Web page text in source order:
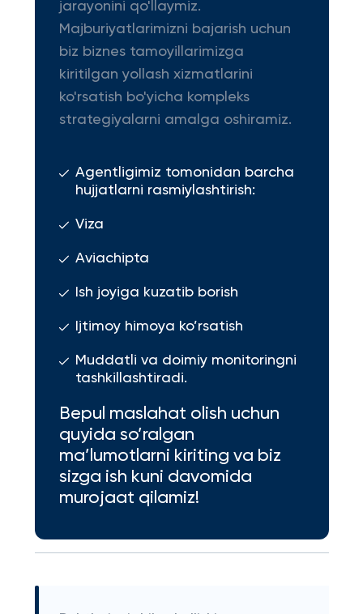
jarayonini qo'llaymiz.
Majburiyatlarimizni bajarish uchun
biz biznes tamoyillarimizga
kiritilgan yollash xizmatlarini
ko'rsatish bo'yicha kompleks
strategiyalarni amalga oshiramiz.
Agentligimiz tomonidan barcha
hujjatlarni rasmiylashtirish:
Viza
Aviachipta
Ish joyiga kuzatib borish
Ijtimoy himoya ko’rsatish
Muddatli va doimiy monitoringni
tashkillashtiradi.
Bepul maslahat olish uchun
quyida so’ralgan
ma’lumotlarni kiriting va biz
sizga ish kuni davomida
murojaat qilamiz!